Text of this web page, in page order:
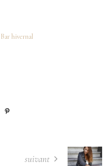
Bar hivernal
suivant